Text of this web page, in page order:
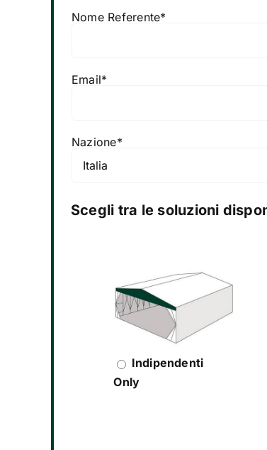
Nome Referente*
Email*
Nazione*
Scegli tra le soluzioni
Indipendenti
Only